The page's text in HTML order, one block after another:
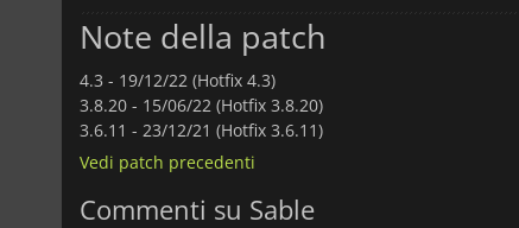
Note della patch
4.3 - 19/12/22 (Hotfix 4.3)
3.8.20 - 15/06/22 (Hotfix 3.8.20)
3.6.11 - 23/12/21 (Hotfix 3.6.11)
Vedi patch precedenti
Commenti su Sable